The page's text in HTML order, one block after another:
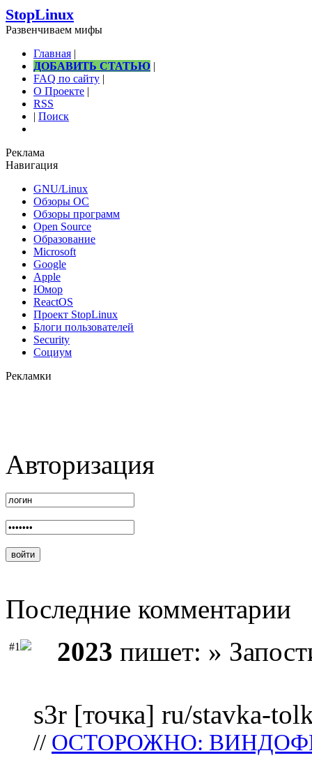
StopLinux
Развенчиваем мифы
Главная |
ДОБАВИТЬ СТАТЬЮ |
FAQ по сайту |
О Проекте |
RSS
| Поиск
Реклама
Навигация
GNU/Linux
Обзоры ОС
Обзоры программ
Open Source
Образование
Microsoft
Google
Apple
Юмор
ReactOS
Проект StopLinux
Блоги пользователей
Security
Социум
Рекламки
Авторизация
Последние комментарии
#1 2023 пишет: »
s3r [точка] ru/stavka-
// ОСТОРОЖНО: